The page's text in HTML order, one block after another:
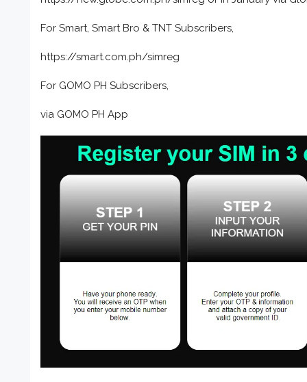
For Smart, Smart Bro & TNT Subscribers,
https://smart.com.ph/simreg
For GOMO PH Subscribers,
via GOMO PH App